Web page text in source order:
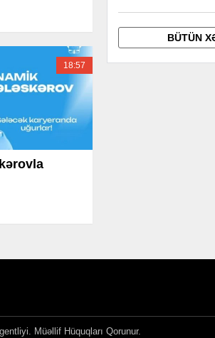
18:57
BÜTÜN
Müəllif Hüquqları Qorunur.